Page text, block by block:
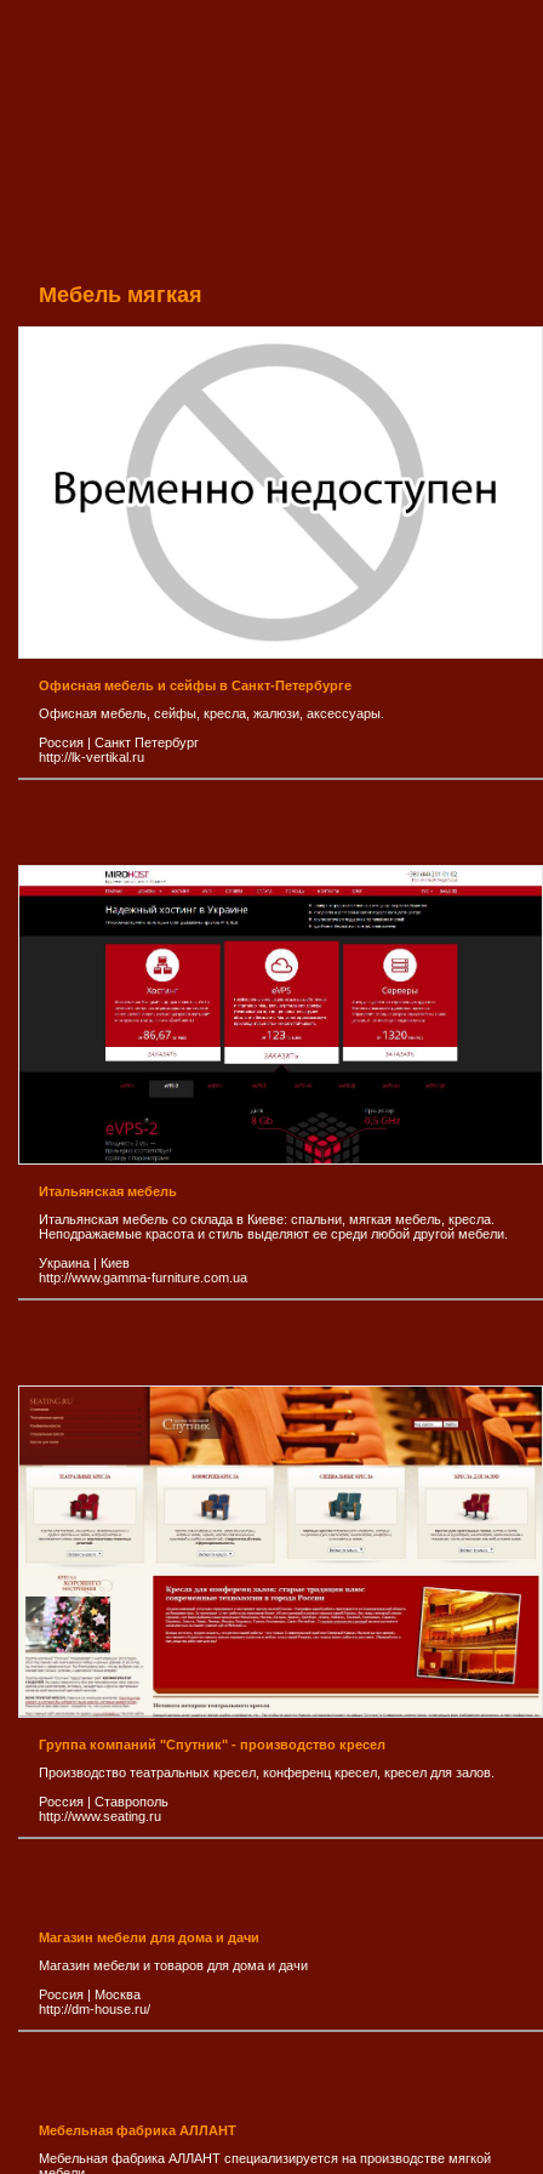
Мебель мягкая
Офисная мебель и сейфы в Санкт-Петербурге
Офисная мебель, сейфы, кресла, жалюзи, аксессуары.
Россия | Санкт Петербург
http://lk-vertikal.ru
Итальянская мебель
Итальянская мебель со склада в Киеве: спальни, мягкая мебель, кресла.
Неподражаемые красота и стиль выделяют ее среди любой другой мебели.
Украина | Киев
http://www.gamma-furniture.com.ua
Группа компаний "Спутник" - производство кресел
Производство театральных кресел, конференц кресел, кресел для залов.
Россия | Ставрополь
http://www.seating.ru
Магазин мебели для дома и дачи
Магазин мебели и товаров для дома и дачи
Россия | Москва
http://dm-house.ru/
Мебельная фабрика АЛЛАНТ
Мебельная фабрика АЛЛАНТ специализируется на производстве мягкой